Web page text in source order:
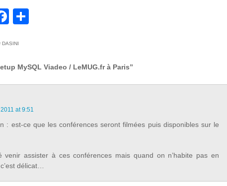
forte
Facebook
DASINI
MySQL Viadeo / LeMUG.fr à Paris”
at 9:51
: est-ce que les conférences seront filmées puis disponibles sur le
venir assister à ces conférences mais quand on n’habite pas en
délicat…